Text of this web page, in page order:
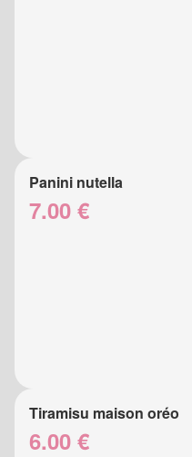
Panini nutella
7.00 €
Tiramisu maison oréo
6.00 €